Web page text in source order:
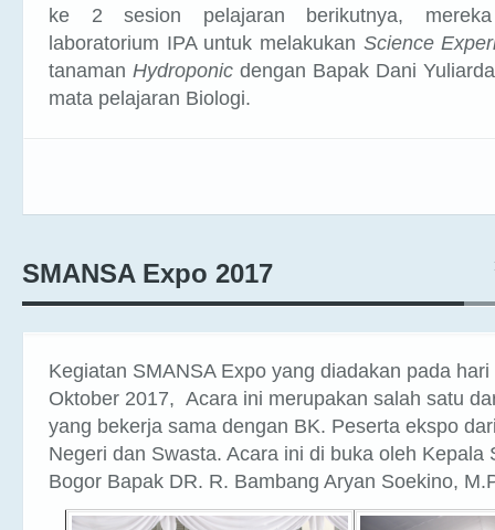
laboratorium IPA untuk melakukanScience
tanamanHydroponicdengan Bapak Dani
mata pelajaran Biologi.
Oktober 2017,Acara ini merupakan salah satu
yang bekerja sama dengan BK. Peserta ekspo
Negeri dan Swasta. Acara ini di buka oleh Kepala
Bogor Bapak DR. R. Bambang Aryan Soekino,